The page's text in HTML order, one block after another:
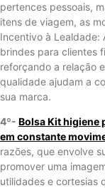
pertences pessoais,
itens de viagem, as
Incentivo à Lealdade:
brindes para clientes
reforçando a relação
qualidade ajudam a
sua marca.
4º- Bolsa Kit higiene
em constante
razões, que envolve
promover uma
utilidades e cortesias